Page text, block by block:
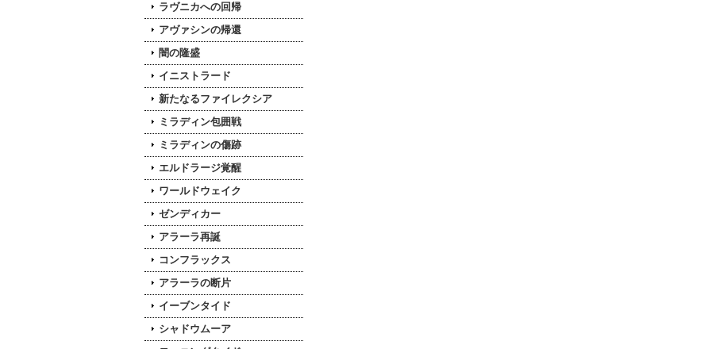
ラヴニカへの回帰
アヴァシンの帰還
闇の隆盛
イニストラード
新たなるファイレクシア
ミラディン包囲戦
ミラディンの傷跡
エルドラージ覚醒
ワールドウェイク
ゼンディカー
アラーラ再誕
コンフラックス
アラーラの断片
イーブンタイド
シャドウムーア